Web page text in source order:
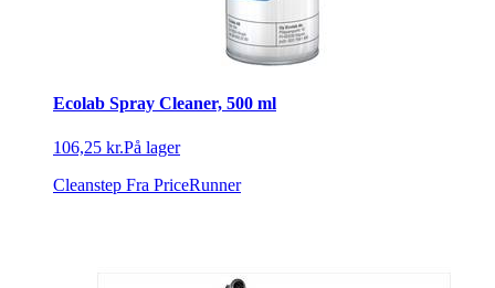
Ecolab Spray Cleaner, 500 ml
106,25 kr.På lager
Cleanstep Fra PriceRunner